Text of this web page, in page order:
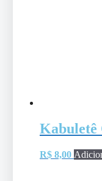
Kabuletê
R$8,00